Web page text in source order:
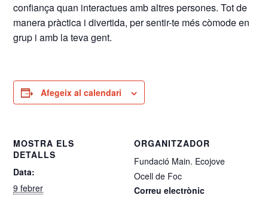
confiança quan interactues amb altres persones. Tot de
manera pràctica i divertida, per sentir-te més còmode en
grup i amb la teva gent.
Afegeix al calendari
MOSTRA ELS
DETALLS
Data:
9 febrer
ORGANITZADOR
Fundació Main. Ecojove
Ocell de Foc
Correu electrònic